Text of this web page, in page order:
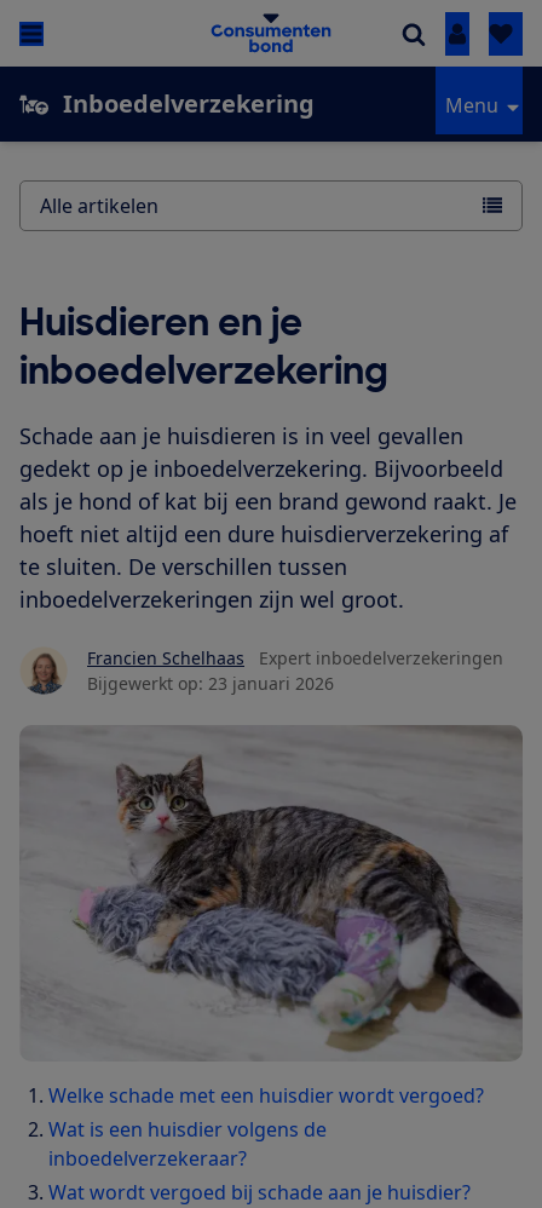
Inloggen
Inboedelverzekering Menu
Huisdieren en je
inboedelverzekering
Schade aan je huisdieren is in veel gevallen
gedekt op je inboedelverzekering. Bijvoorbeeld
als je hond of kat bij een brand gewond raakt. Je
hoeft niet altijd een dure huisdierverzekering af
te sluiten. De verschillen tussen
inboedelverzekeringen zijn wel groot.
Francien Schelhaas
Expert inboedelverzekeringen
Bijgewerkt op: 23 januari 2026
Welke schade met een huisdier wordt vergoed?
Wat is een huisdier volgens de
inboedelverzekeraar?
Wat wordt vergoed bij schade aan je huisdier?
Alle artikelen